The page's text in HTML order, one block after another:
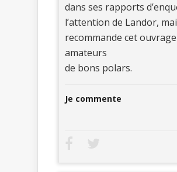
dans ses rapports
l’attention de Landor,
recommande cet
amateurs
de bons polars.
Je commente